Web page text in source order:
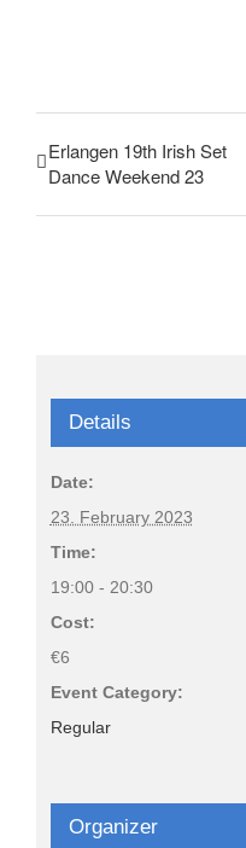
Erlangen 19th Irish Set
Dance Weekend 23
Details
Date:
23. February 2023
Time:
19:00 - 20:30
Cost:
€6
Event Category:
Regular
Organizer